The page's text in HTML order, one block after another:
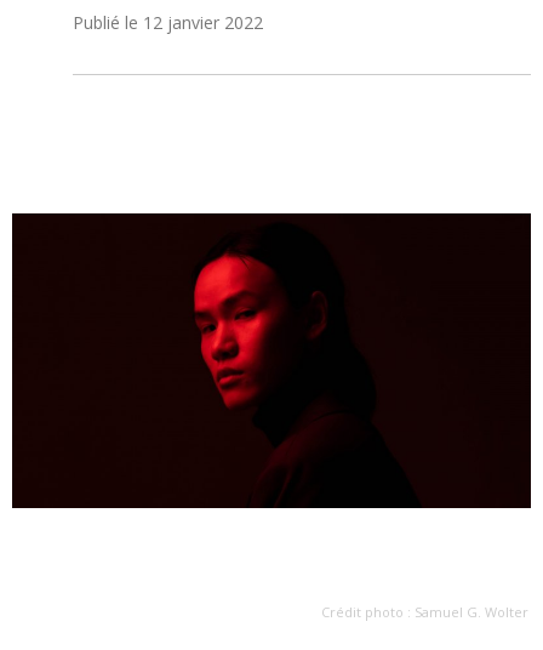
Publié le 12 janvier 2022
Crédit photo : Samuel G. Wolter